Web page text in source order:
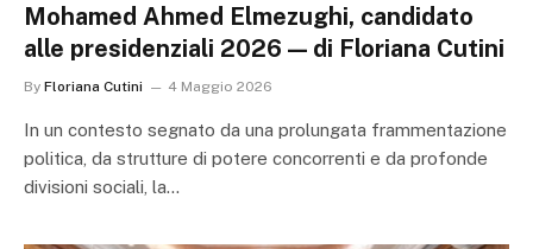
Mohamed Ahmed Elmezughi, candidato
alle presidenziali 2026 — di Floriana Cutini
By Floriana Cutini 4 Maggio 2026
In un contesto segnato da una prolungata frammentazione
politica, da strutture di potere concorrenti e da profonde
divisioni sociali, la…